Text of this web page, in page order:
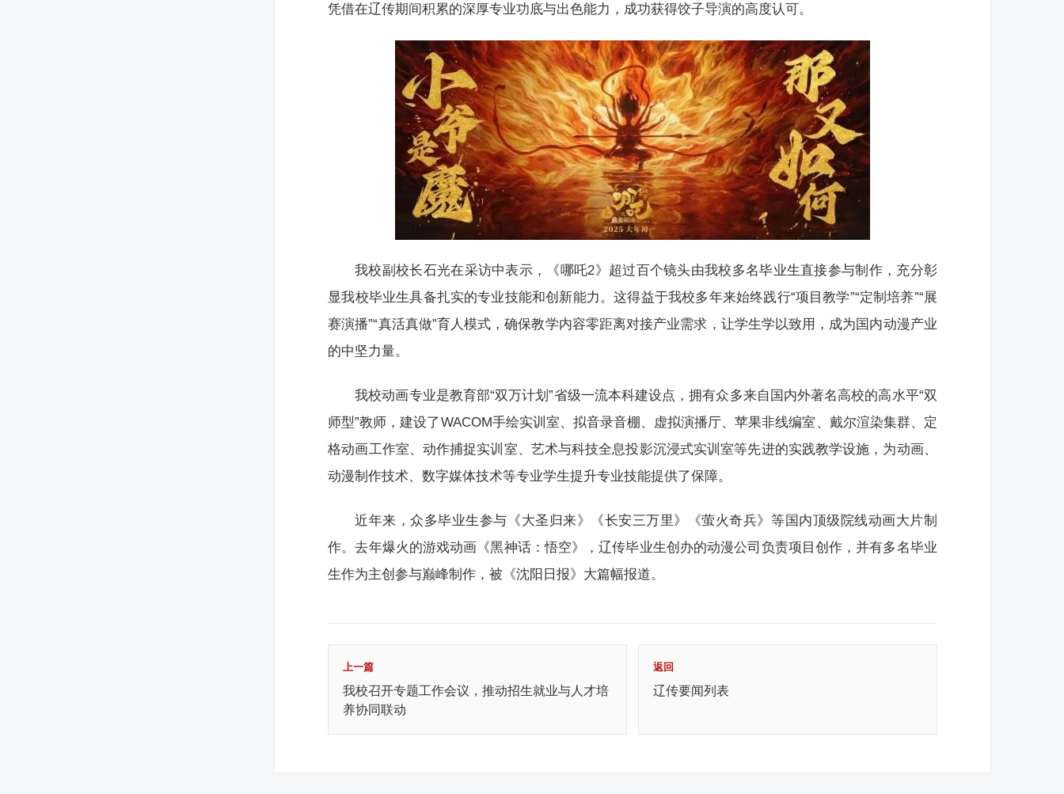
凭借在辽传期间积累的深厚专业功底与出色能力，成功获得饺子导演的高度认可。
我校副校长石光在采访中表示，《哪吒2》超过百个镜头由我校多名毕业生直接参与制作，充分彰
显我校毕业生具备扎实的专业技能和创新能力。这得益于我校多年来始终践行“项目教学”“定制培养”“展
赛演播”“真活真做”育人模式，确保教学内容零距离对接产业需求，让学生学以致用，成为国内动漫产业
的中坚力量。
我校动画专业是教育部“双万计划”省级一流本科建设点，拥有众多来自国内外著名高校的高水平“双
师型”教师，建设了WACOM手绘实训室、拟音录音棚、虚拟演播厅、苹果非线编室、戴尔渲染集群、定
格动画工作室、动作捕捉实训室、艺术与科技全息投影沉浸式实训室等先进的实践教学设施，为动画、
动漫制作技术、数字媒体技术等专业学生提升专业技能提供了保障。
近年来，众多毕业生参与《大圣归来》《长安三万里》《萤火奇兵》等国内顶级院线动画大片制
作。去年爆火的游戏动画《黑神话：悟空》，辽传毕业生创办的动漫公司负责项目创作，并有多名毕业
生作为主创参与巅峰制作，被《沈阳日报》大篇幅报道。
上一篇
我校召开专题工作会议，推动招生就业与人才培
养协同联动
返回
辽传要闻列表